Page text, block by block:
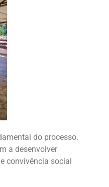
do processo.
a desenvolver
convivência social